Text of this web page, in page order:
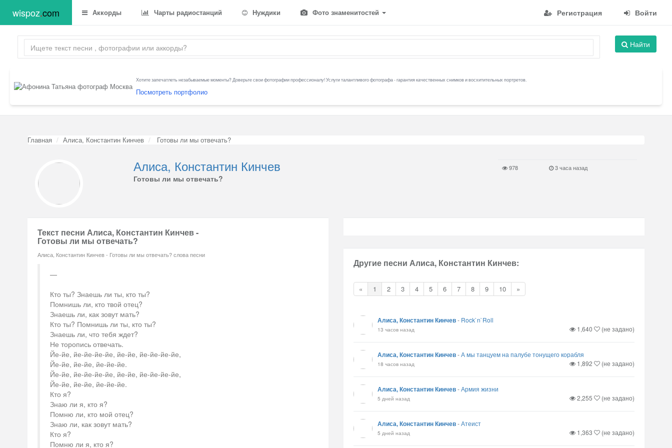
wispoz.com Аккорды Чарты радиостанций Нуждики Фото знаменитостей Регистрация Войти
Найти
Хотите запечатлеть незабываемые моменты? Доверьте свои фотографии профессионалу! Услуги талантливого фотографа - гарантия качественных снимков и восхитительных портретов.
Посмотреть портфолио
Главная Алиса, Константин Кинчев Готовы ли мы отвечать?
Алиса, Константин Кинчев
Готовы ли мы отвечать?
978 3 часа назад
Текст песни Алиса, Константин Кинчев -
Готовы ли мы отвечать?
Алиса, Константин Кинчев - Готовы ли мы отвечать? слова песни
Кто ты? Знаешь ли ты, кто ты?
Помнишь ли, кто твой отец?
Знаешь ли, как зовут мать?
Кто ты? Помнишь ли ты, кто ты?
Знаешь ли, что тебя ждет?
Не торопись отвечать.
Йе-йе, йе-йе-йе-йе, йе-йе, йе-йе-йе-йе,
Йе-йе, йе-йе, йе-йе-йе.
Йе-йе, йе-йе-йе-йе, йе-йе, йе-йе-йе-йе,
Йе-йе, йе-йе, йе-йе-йе.
Кто я?
Знаю ли я, кто я?
Помню ли, кто мой отец?
Знаю ли, как зовут мать?
Кто я?
Помню ли я, кто я?
Другие песни Алиса, Константин Кинчев:
« 1 2 3 4 5 6 7 8 9 10 »
Алиса, Константин Кинчев- Rock`n`Roll
13 часов назад 1,640 (не задано)
Алиса, Константин Кинчев-А мы танцуем на палубе тонущего корабля
18 часов назад 1,892 (не задано)
Алиса, Константин Кинчев-Армия жизни
5 дней назад 2,255 (не задано)
Алиса, Константин Кинчев-Атеист
5 дней назад 1,363 (не задано)